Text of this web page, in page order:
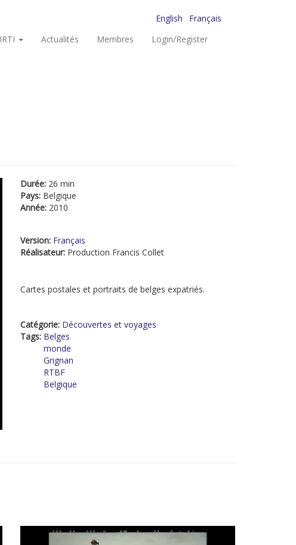
English
Français
Actualités Membres Login/Register
Durée: 26 min
Pays: Belgique
Année: 2010
Version: Français
Réalisateur: Production Francis Collet
Cartes postales et portraits de belges expatriés.
Catégorie: Découvertes et voyages
Tags: Belges
monde
Grignan
RTBF
Belgique